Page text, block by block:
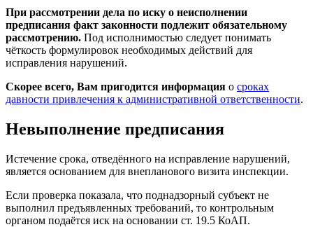
При рассмотрении дела по иску о неисполнении
предписания факт законности подлежит обязательному
рассмотрению. Под исполнимостью следует понимать
чёткость формулировок необходимых действий для
исправления нарушений.
Скорее всего, Вам пригодится информация о сроках
давности привлечения к административной ответственности.
Невыполнение предписания
Истечение срока, отведённого на исправление нарушений,
является основанием для внепланового визита инспекции.
Если проверка показала, что поднадзорный субъект не
выполнил предъявленных требований, то контрольным
органом подаётся иск на основании ст. 19.5 КоАП.